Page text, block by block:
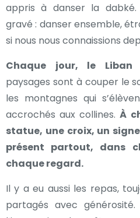
appris à danser la
gravé : danser ensemble,
si nous nous connaissions
Chaque jour, le Liban
paysages sont à couper le
les montagnes qui
accrochés aux collines.À
statue, une croix, un
présent partout, dans
chaque regard.
Il y a eu aussi les repas,
partagés avec